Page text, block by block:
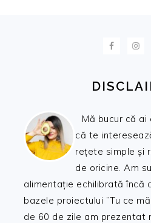
Mă bucur că
că te
rețete simple și
de oricine. Am
alimentație echilibrată încă
bazele proiectului ”Tu ce
de 60 de zile am prezentat